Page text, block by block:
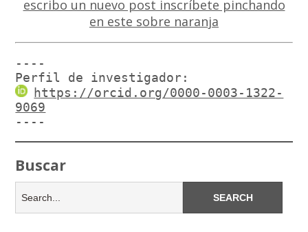
----
Perfil de investigador:
https://orcid.org/0000-0003-1322-
9069
----
Buscar